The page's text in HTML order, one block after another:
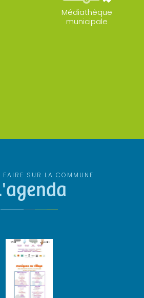
Médiathèque
municipale
SUR LA COMMUNE